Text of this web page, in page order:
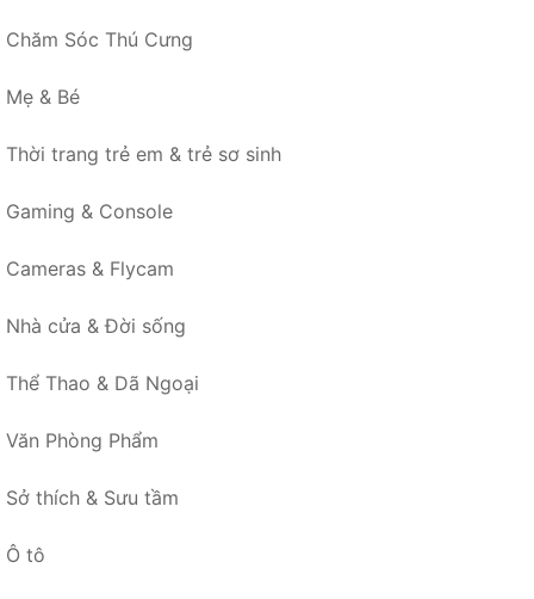
Chăm Sóc Thú Cưng
Mẹ & Bé
Thời trang trẻ em & trẻ sơ sinh
Gaming & Console
Cameras & Flycam
Nhà cửa & Đời sống
Thể Thao & Dã Ngoại
Văn Phòng Phẩm
Sở thích & Sưu tầm
Ô tô